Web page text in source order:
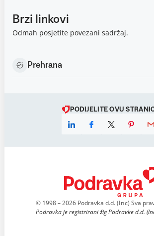
Brzi linkovi
Odmah posjetite povezani sadržaj.
Prehrana
PODIJELITE OVU
© 1998 – 2026 Podravka d.d. (Inc) Sva
Podravka je registrirani žig Podravke d.d.